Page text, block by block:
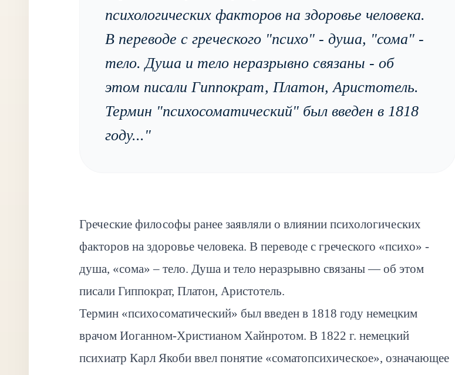
психологических факторов на здоровье человека.
В переводе с греческого "психо" - душа, "сома" -
тело. Душа и тело неразрывно связаны - об
этом писали Гиппократ, Платон, Аристотель.
Термин "психосоматический" был введен в 1818
году..."
Греческие философы ранее заявляли о влиянии психологических
факторов на здоровье человека. В переводе с греческого «психо» -
душа, «сома» – тело. Душа и тело неразрывно связаны — об этом
писали Гиппократ, Платон, Аристотель.
Термин «психосоматический» был введен в 1818 году немецким
врачом Иоганном-Христианом Хайнротом. В 1822 г. немецкий
психиатр Карл Якоби ввел понятие «соматопсихическое», означающее